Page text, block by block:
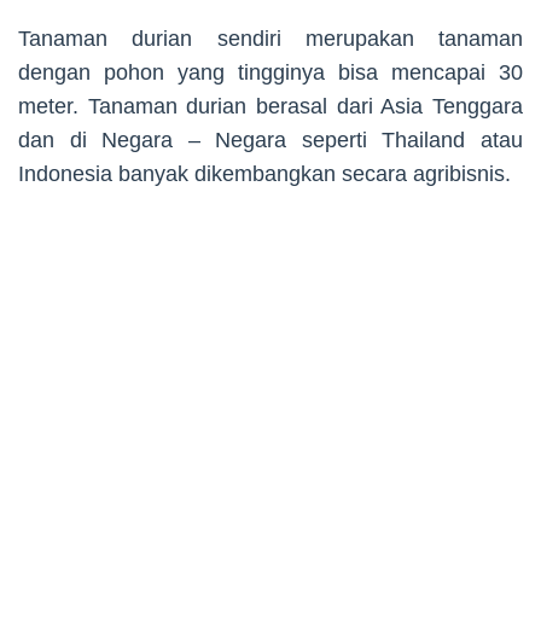
Tanaman durian sendiri merupakan tanaman
dengan pohon yang tingginya bisa mencapai 30
meter. Tanaman durian berasal dari Asia Tenggara
dan di Negara – Negara seperti Thailand atau
Indonesia banyak dikembangkan secara agribisnis.